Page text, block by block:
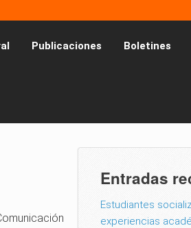
Publicaciones Boletines
Entradas
Estudiantes
experiencias